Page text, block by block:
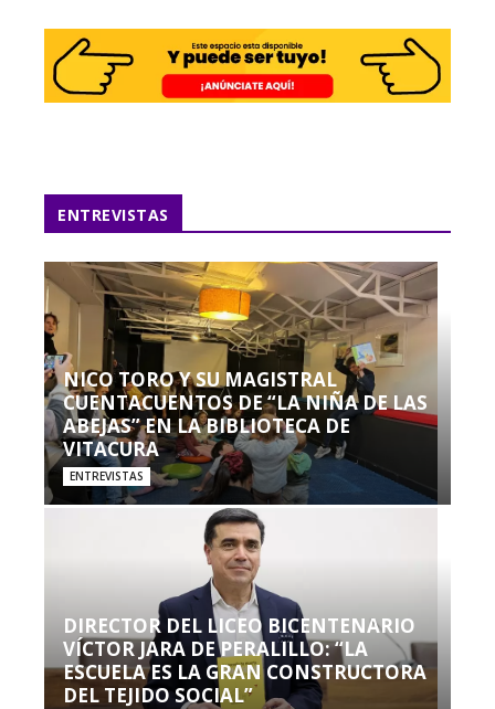
ENTREVISTAS
NICO TORO Y SU MAGISTRAL
CUENTACUENTOS DE “LA NIÑA DE LAS
ABEJAS” EN LA BIBLIOTECA DE
VITACURA
ENTREVISTAS
DIRECTOR DEL LICEO BICENTENARIO
VÍCTOR JARA DE PERALILLO: “LA
ESCUELA ES LA GRAN CONSTRUCTORA
DEL TEJIDO SOCIAL”